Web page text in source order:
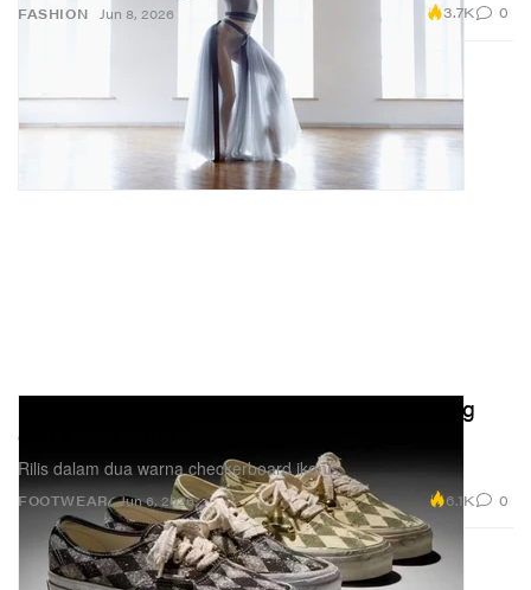
FASHION Jun 8, 2026 3.7K 0
FOOTWEAR
Kolaborasi Baru Paura x Vans Penuh Piercing
dan Vibes Punk
Rilis dalam dua warna checkerboard ikonis.
Jun 6, 2026 6.1K 0